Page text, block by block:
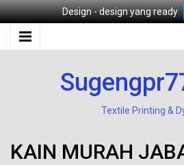
Design - design yang ready
Textile Printing &
KAIN MURAH